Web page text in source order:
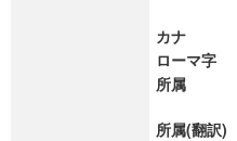
カナ
ローマ字
所属
所属(翻訳)